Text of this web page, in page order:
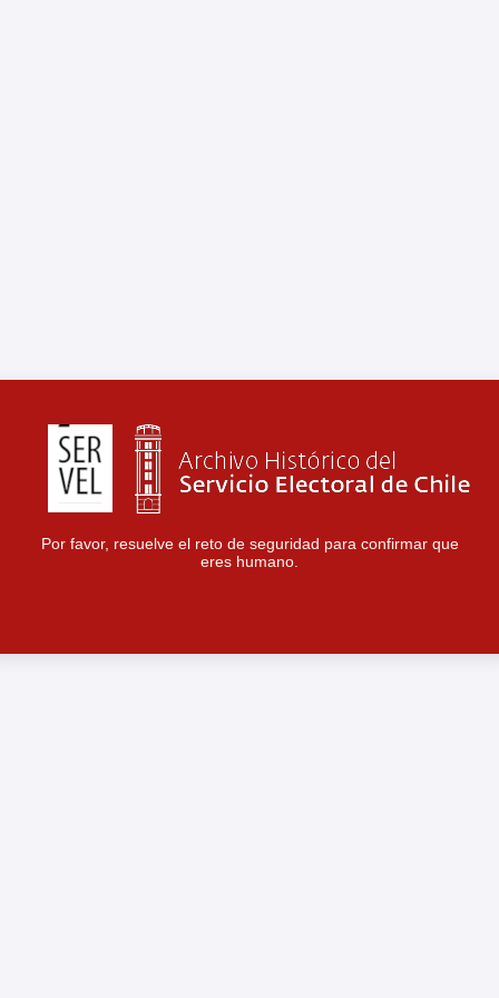
Por favor, resuelve el reto de seguridad para confirmar que
eres humano.